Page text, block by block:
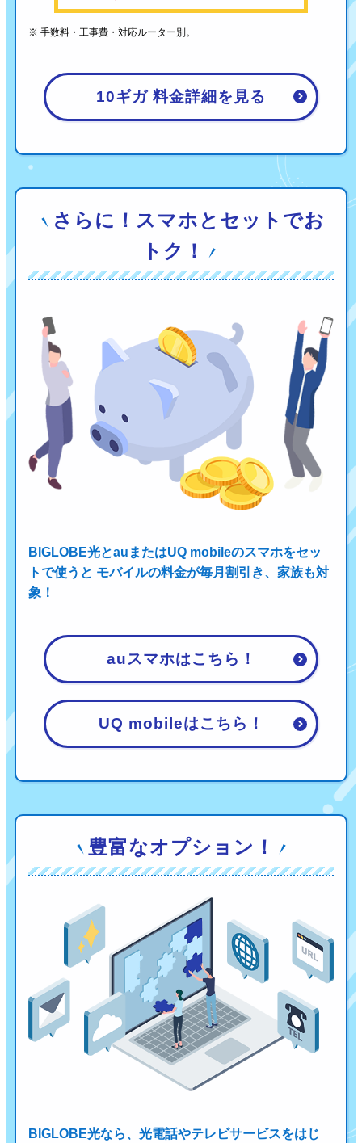
※ 手数料・工事費・対応ルーター別。
10ギガ 料金詳細を見る
さらに！スマホとセットでお
トク！
BIGLOBE光とauまたはUQ mobileのスマホをセッ
トで使うと モバイルの料金が毎月割引き、家族も対
象！
auスマホはこちら！
UQ mobileはこちら！
豊富なオプション！
BIGLOBE光なら、光電話やテレビサービスをはじ